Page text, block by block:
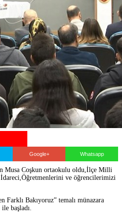
Google+ Whatsapp
Musa Coşkun ortaokulu oldu,İlçe Milli
ve öğrencilerimizi
Farklı Bakıyoruz” temalı münazara
başladı.